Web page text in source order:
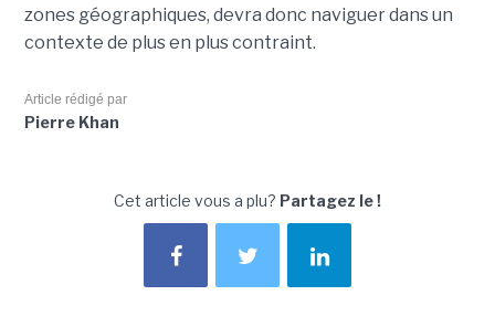
zones géographiques, devra donc naviguer dans un
contexte de plus en plus contraint.
Article rédigé par
Pierre Khan
Cet article vous a plu? Partagez le !